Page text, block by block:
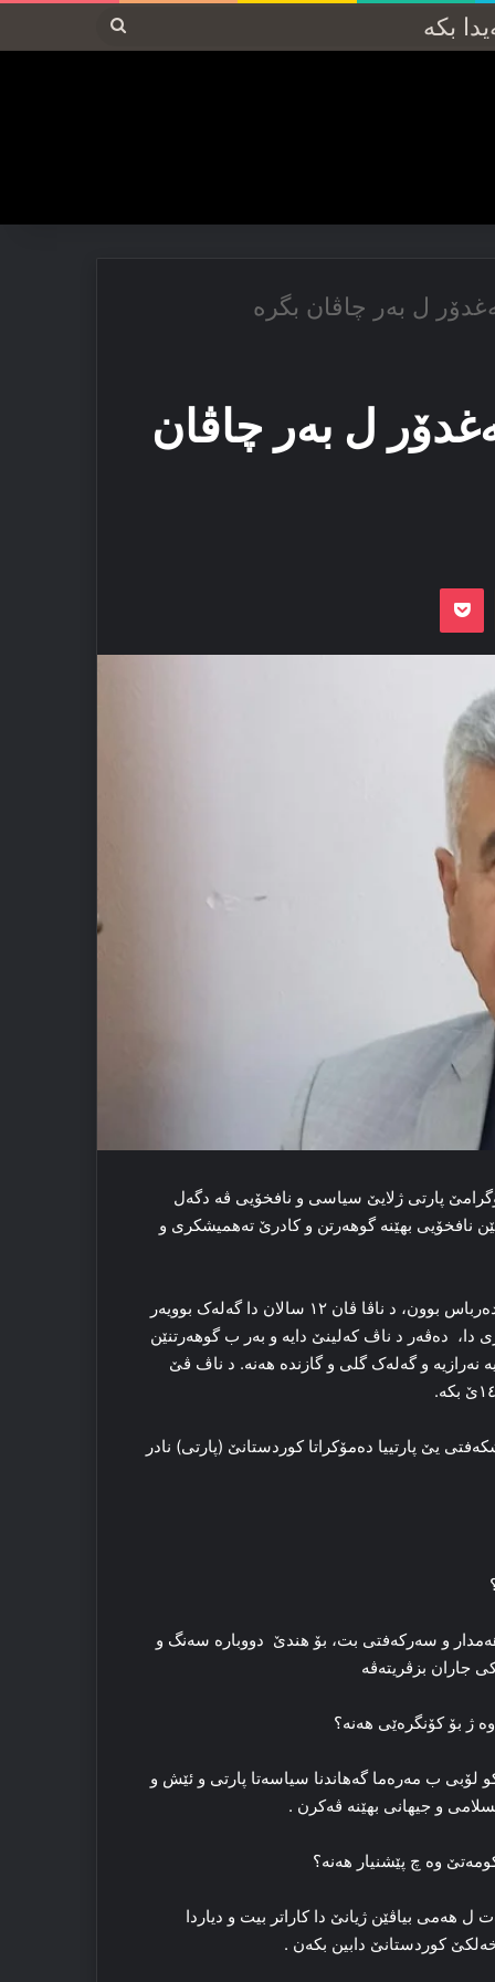
پەیدا
ل بەر چاڤان بگرە
ل بەر چاڤان
Odnoklassniki
Pocket
پارتی ژلایێ سیاسی و نافخۆیی ڤە دگەل
نافخۆیی بهێنە گوهەرتن و کادرێ تەهمیشکری و
ژ کۆنگرەیێ ١٣ یێ پارتییا دەمۆکراتا کوردستان هەتا نها ١٢ سال دەرباس بوون، د ناڤا ڤان ١٢ سالان دا گەلەک بوویەر
دا، دەڤەر د ناڤ کەلینێ دایە و بەر ب گوهەرتنێن
و گەلەک گلی و گازندە هەنە. د ناڤ ڤێ
یێ پارتییا دەمۆکراتا کوردستانێ (پارتی) نادر
و سەرکەفتی بت، بۆ هندێ دووبارە سەنگ و
جاران بزڤریتەڤە
ژ بۆ کۆنگرەێی هەنە؟
لۆبی ب مەرەما گەهاندنا سیاسەتا پارتی و ئێش و
و جیهانی بهێنە ڤەکرن .
وە چ پێشنیار هەنە؟
هەمی بیاڤێن ژیانێ دا کاراتر بیت و دیاردا
کوردستانێ دابین بکەن .